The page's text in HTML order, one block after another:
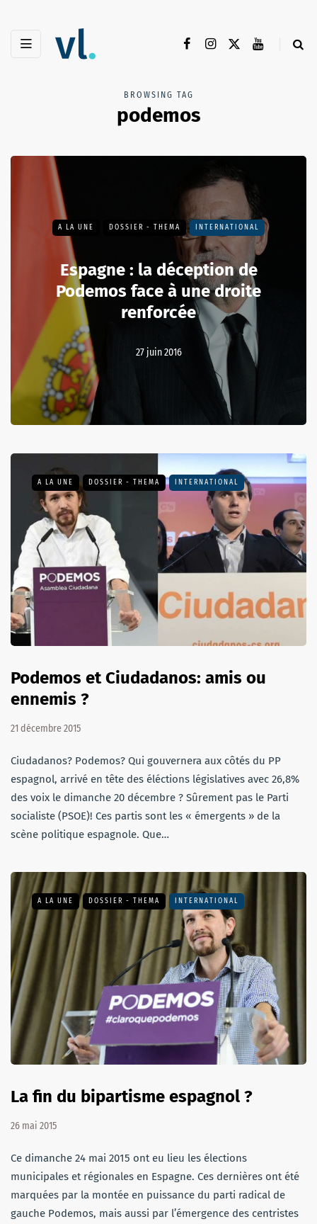
BROWSING TAG
podemos
A LA UNE DOSSIER - THEMA INTERNATIONAL
Espagne : la déception de
Podemos face à une droite
renforcée
27 juin 2016
A LA UNE DOSSIER - THEMA INTERNATIONAL
Podemos et Ciudadanos: amis ou
ennemis ?
21 décembre 2015
Ciudadanos? Podemos? Qui gouvernera aux côtés du PP
espagnol, arrivé en tête des éléctions législatives avec 26,8%
des voix le dimanche 20 décembre ? Sûrement pas le Parti
socialiste (PSOE)! Ces partis sont les « émergents » de la
scène politique espagnole. Que…
A LA UNE DOSSIER - THEMA INTERNATIONAL
La fin du bipartisme espagnol ?
26 mai 2015
Ce dimanche 24 mai 2015 ont eu lieu les élections
municipales et régionales en Espagne. Ces dernières ont été
marquées par la montée en puissance du parti radical de
gauche Podemos, mais aussi par l’émergence des centristes